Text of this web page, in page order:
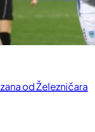
od Železničara